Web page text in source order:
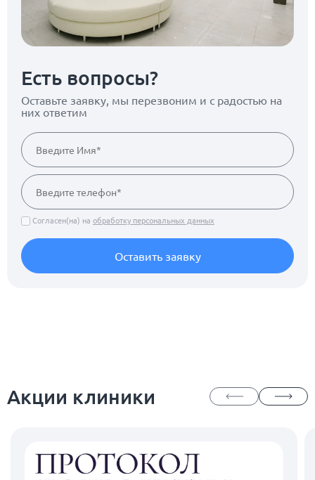
Есть вопросы?
Оставьте заявку, мы перезвоним и с радостью на
них ответим
Согласен(на) на обработку персональных данных
Оставить заявку
Акции клиники